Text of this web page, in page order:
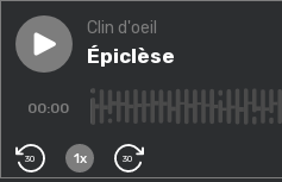
Play episodeÉpiclèse
Clin d'oeil
Épiclèse
00:00
30 1x 30